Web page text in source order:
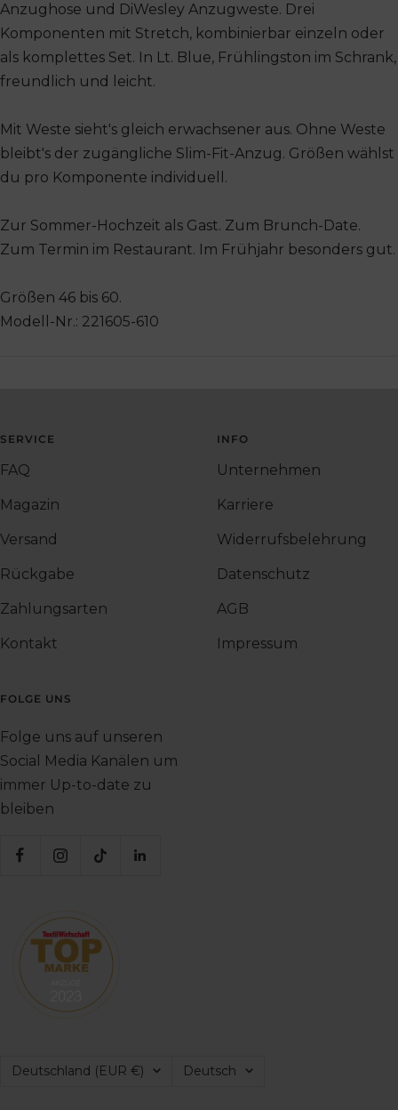
Anzughose und DiWesley Anzugweste. Drei
Komponenten mit Stretch, kombinierbar einzeln oder
als komplettes Set. In Lt. Blue, Frühlingston im Schrank,
freundlich und leicht.
Mit Weste sieht's gleich erwachsener aus. Ohne Weste
bleibt's der zugängliche Slim-Fit-Anzug. Größen wählst
du pro Komponente individuell.
Zur Sommer-Hochzeit als Gast. Zum Brunch-Date.
Zum Termin im Restaurant. Im Frühjahr besonders gut.
Größen 46 bis 60.
Modell-Nr.: 221605-610
SERVICE
FAQ
Magazin
Versand
Rückgabe
Zahlungsarten
Kontakt
INFO
Unternehmen
Karriere
Widerrufsbelehrung
Datenschutz
AGB
Impressum
FOLGE UNS
Folge uns auf unseren
Social Media Kanälen um
immer Up-to-date zu
bleiben
Land/Region
Deutschland (EUR €) Sprache
Deutsch